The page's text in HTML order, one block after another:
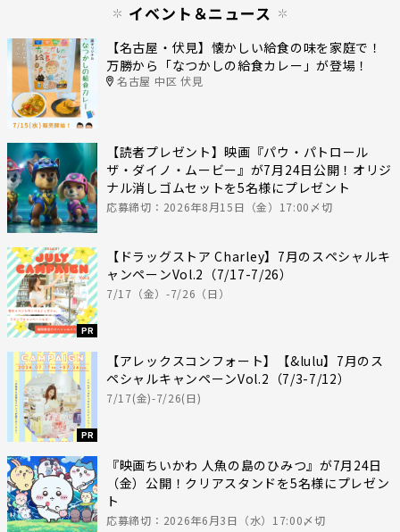
イベント＆ニュース
【名古屋・伏見】懐かしい給食の味を家庭で！
万勝から「なつかしの給食カレー」が登場！
名古屋 中区 伏見
【読者プレゼント】映画『パウ・パトロール
ザ・ダイノ・ムービー』が7月24日公開！オリジ
ナル消しゴムセットを5名様にプレゼント
応募締切：2026年8月15日（金）17:00〆切
PR
【ドラッグストア Charley】7月のスペシャルキ
ャンペーンVol.2（7/17-7/26）
7/17（金）-7/26（日）
PR
【アレックスコンフォート】【&lulu】7月のス
ペシャルキャンペーンVol.2（7/3-7/12）
7/17(金)-7/26(日)
『映画ちいかわ 人魚の島のひみつ』が7月24日
（金）公開！クリアスタンドを5名様にプレゼン
ト
応募締切：2026年6月3日（水）17:00〆切